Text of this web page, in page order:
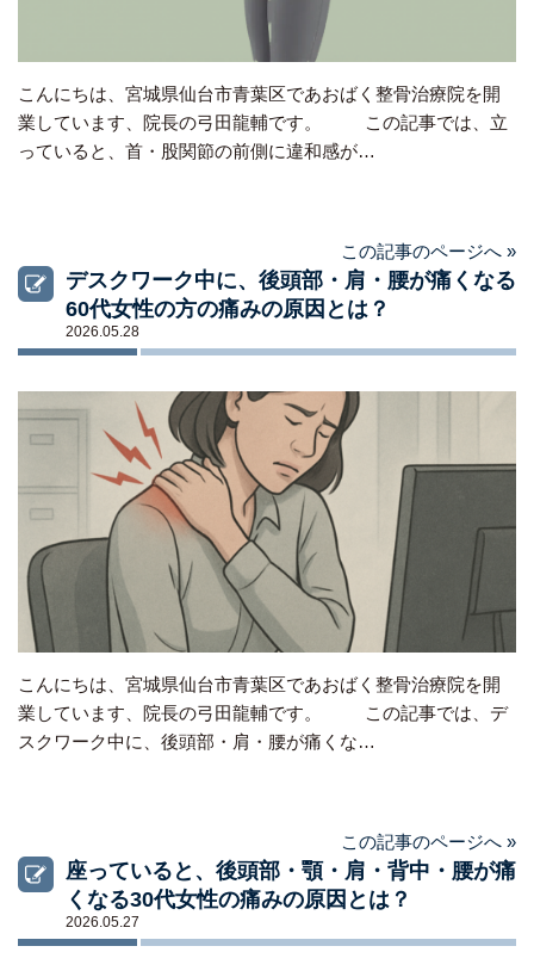
こんにちは、宮城県仙台市青葉区であおばく整骨治療院を開
業しています、院長の弓田龍輔です。 この記事では、立
っていると、首・股関節の前側に違和感が…
この記事のページへ »
デスクワーク中に、後頭部・肩・腰が痛くなる
60代女性の方の痛みの原因とは？
2026.05.28
こんにちは、宮城県仙台市青葉区であおばく整骨治療院を開
業しています、院長の弓田龍輔です。 この記事では、デ
スクワーク中に、後頭部・肩・腰が痛くな…
この記事のページへ »
座っていると、後頭部・顎・肩・背中・腰が痛
くなる30代女性の痛みの原因とは？
2026.05.27